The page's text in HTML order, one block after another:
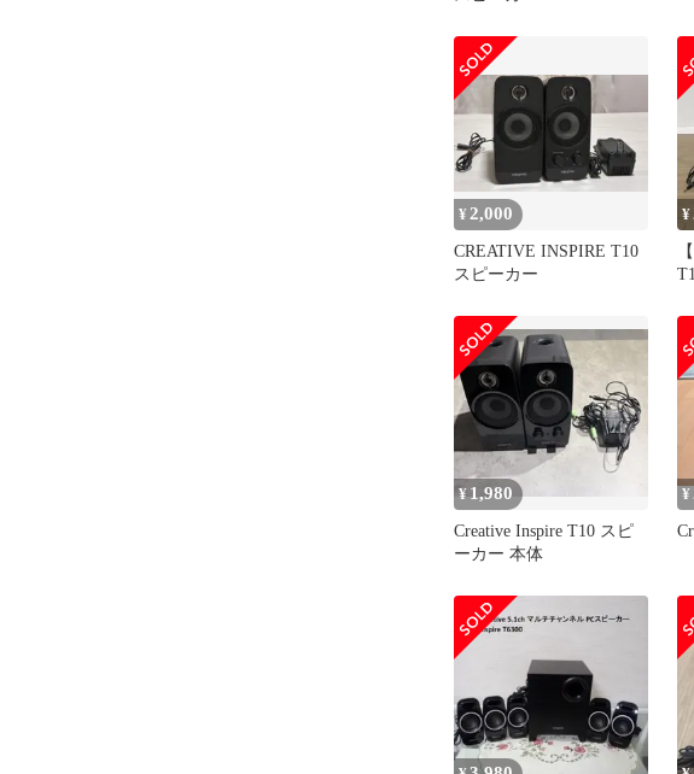
¥ 2,000
CREATIVE INSPIRE T10
スピーカー
¥
¥ 1,980
Creative Inspire T10 スピ
ーカー 本体
¥